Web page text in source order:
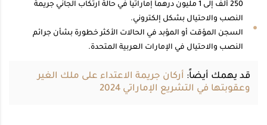
250 ألف إلى 1 مليون درهماً إماراتياً في حالة ارتكاب الجاني جريمة
النصب والاحتيال بشكل إلكتروني.
السجن المؤقت أو المؤبد في الحالات الأكثر خطورة بشأن جرائم
النصب والاحتيال في الإمارات العربية المتحدة.
قد يهمك أيضاً: أركان جريمة الاعتداء على ملك الغير
وعقوبتها في التشريع الإماراتي 2024